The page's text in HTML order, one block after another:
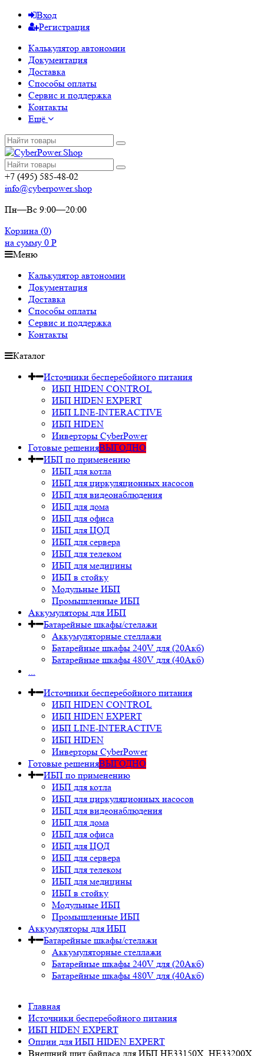
Вход
Регистрация
Калькулятор автономии
Документация
Доставка
Способы оплаты
Сервис и поддержка
Контакты
Ещё
+7 (495) 585-48-02
info@cyberpower.shop
Пн—Вс 9:00—20:00
Корзина (0)
на сумму 0 Р
Меню
Калькулятор автономии
Документация
Доставка
Способы оплаты
Сервис и поддержка
Контакты
Каталог
Источники бесперебойного питания
ИБП HIDEN CONTROL
ИБП HIDEN EXPERT
ИБП LINE-INTERACTIVE
ИБП HIDEN
Инверторы CyberPower
Готовые решенияВЫГОДНО
ИБП по применению
ИБП для котла
ИБП для циркуляционных насосов
ИБП для видеонаблюдения
ИБП для дома
ИБП для офиса
ИБП для ЦОД
ИБП для сервера
ИБП для телеком
ИБП для медицины
ИБП в стойку
Модульные ИБП
Промышленные ИБП
Аккумуляторы для ИБП
Батарейные шкафы/стелажи
Аккумуляторные стеллажи
Батарейные шкафы 240V для (20Акб)
Батарейные шкафы 480V для (40Акб)
...
Источники бесперебойного питания
ИБП HIDEN CONTROL
ИБП HIDEN EXPERT
ИБП LINE-INTERACTIVE
ИБП HIDEN
Инверторы CyberPower
Готовые решенияВЫГОДНО
ИБП по применению
ИБП для котла
ИБП для циркуляционных насосов
ИБП для видеонаблюдения
ИБП для дома
ИБП для офиса
ИБП для ЦОД
ИБП для сервера
ИБП для телеком
ИБП для медицины
ИБП в стойку
Модульные ИБП
Промышленные ИБП
Аккумуляторы для ИБП
Батарейные шкафы/стелажи
Аккумуляторные стеллажи
Батарейные шкафы 240V для (20Акб)
Батарейные шкафы 480V для (40Акб)
Главная
Источники бесперебойного питания
ИБП HIDEN EXPERT
Опции для ИБП HIDEN EXPERT
Внешний щит байпаса для ИБП HE33150X, HE33200X,